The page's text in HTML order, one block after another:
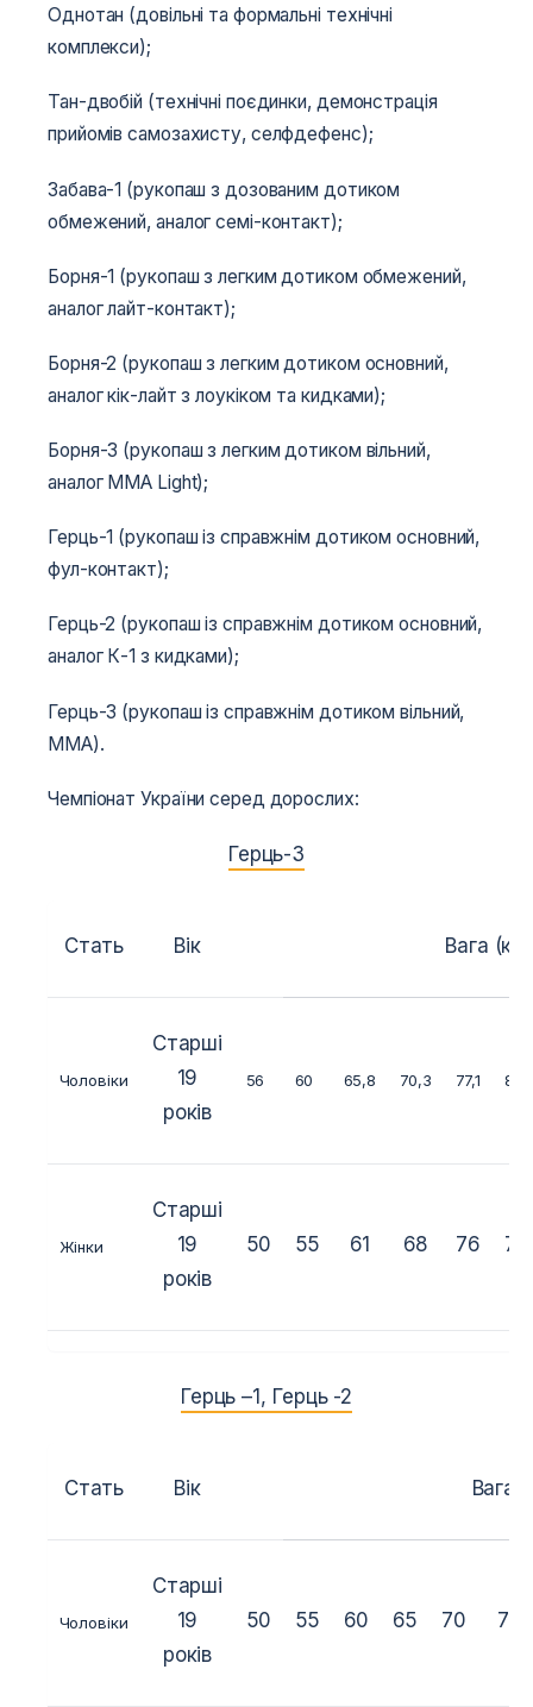
Однотан (довільні та формальні технічні
комплекси);
Тан-двобій (технічні поєдинки, демонстрація
прийомів самозахисту, селфдефенс);
Забава-1 (рукопаш з дозованим дотиком
обмежений, аналог семі-контакт);
Борня-1 (рукопаш з легким дотиком обмежений,
аналог лайт-контакт);
Борня-2 (рукопаш з легким дотиком основний,
аналог кік-лайт з лоукіком та кидками);
Борня-3 (рукопаш з легким дотиком вільний,
аналог MMA Light);
Герць-1 (рукопаш із справжнім дотиком основний,
фул-контакт);
Герць-2 (рукопаш із справжнім дотиком основний,
аналог К-1 з кидками);
Герць-3 (рукопаш із справжнім дотиком вільний,
MMA).
Чемпіонат України серед дорослих:
Герць-3
Стать Вік Вага (кг.)
Чоловіки
Старші
19
років
56 60 65,8 70,3 77,1 84
Жінки
Старші
19
років
50 55 61 68 76
Герць –1 , Герць -2
Стать Вік Вага
Чоловіки
Старші
19
років
50 55 60 65 70 75